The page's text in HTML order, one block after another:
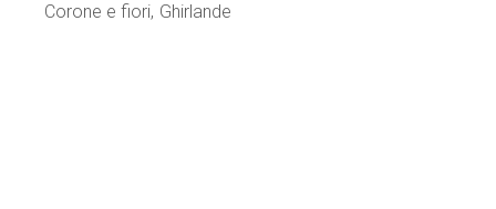
Corone e fiori Ghirlande